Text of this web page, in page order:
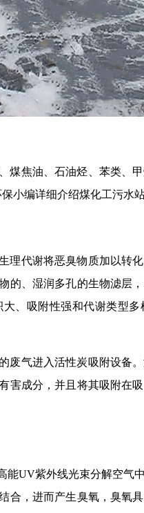
煤焦油、石油烃、苯类、
小编详细介绍煤化工污水站
理代谢将恶臭物质加以转
、湿润多孔的生物滤层
、吸附性强和代谢类型
废气进入活性炭吸附设备
害成分，并且将其吸附在
UV紫外线光束分解空气
合，进而产生臭氧，臭氧